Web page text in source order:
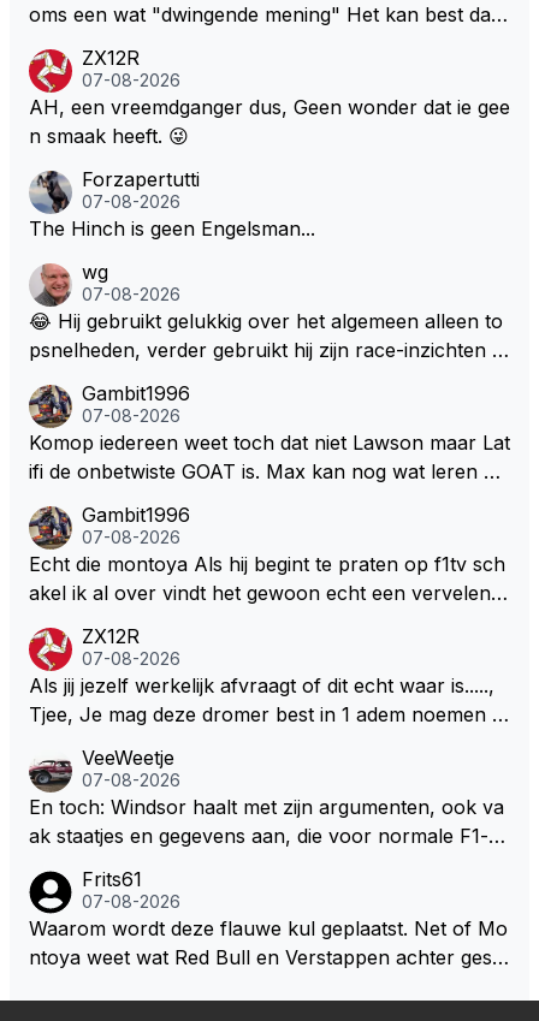
oms een wat "dwingende mening" Het kan best dat
l bij Windsor op te roepen. Maar in een tijd zonder r
aces zijn dit leuke berichtjes
ZX12R
07-08-2026
AH, een vreemdganger dus, Geen wonder dat ie gee
n smaak heeft. 😜
Forzapertutti
07-08-2026
The Hinch is geen Engelsman...
wg
07-08-2026
😂 Hij gebruikt gelukkig over het algemeen alleen to
psnelheden, verder gebruikt hij zijn race-inzichten q
een bocht zegt helemaal niets, dus wat dat betreft h
eeft hij sowieso gelijk 😂.
Gambit1996
07-08-2026
Komop iedereen weet toch dat niet Lawson maar Lat
ifi de onbetwiste GOAT is. Max kan nog wat leren va
milton, hahahaha. Latifi pakt ze allemaal met de oge
n dicht met als onbetwiste nummer 2 of GOATINES
S Lawson natuurlijk 😂😂😂😂😂
Gambit1996
07-08-2026
Echt die montoya Als hij begint te praten op f1tv sch
akel ik al over vindt het gewoon echt een vervelend
weet 🤮🤮
ZX12R
07-08-2026
Als jij jezelf werkelijk afvraagt of dit echt waar is.....,
Tjee, Je mag deze dromer best in 1 adem noemen m
aar voordragen uit eigen geest. Kan mij voorstellen d
at je het leuk vindt sprookjes te luisteren maar heb jij
jezelf dan ook wel eens afgevraagd of de dappere b
ze wolff gesneden heeft?
VeeWeetje
07-08-2026
En toch: Windsor haalt met zijn argumenten, ook va
ak staatjes en gegevens aan, die voor normale F1-fa
okies made of your own dough" 🤣
Frits61
07-08-2026
Waarom wordt deze flauwe kul geplaatst. Net of Mo
ntoya weet wat Red Bull en Verstappen achter geslo